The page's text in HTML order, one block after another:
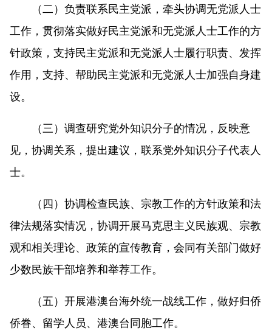
（二）负责联系民主党派，牵头协调无党派人士
工作，贯彻落实做好民主党派和无党派人士工作的方
针政策，支持民主党派和无党派人士履行职责、发挥
作用，支持、帮助民主党派和无党派人士加强自身建
设。
（三）调查研究党外知识分子的情况，反映意
见，协调关系，提出建议，联系党外知识分子代表人
士。
（四）协调检查民族、宗教工作的方针政策和法
律法规落实情况，协调开展马克思主义民族观、宗教
观和相关理论、政策的宣传教育，会同有关部门做好
少数民族干部培养和举荐工作。
（五）开展港澳台海外统一战线工作，做好归侨
侨眷、留学人员、港澳台同胞工作。